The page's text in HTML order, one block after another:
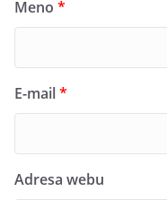
Meno *
E-mail*
Adresa webu